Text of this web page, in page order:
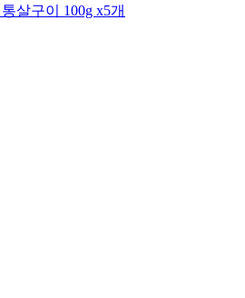
살구이 100g x5개